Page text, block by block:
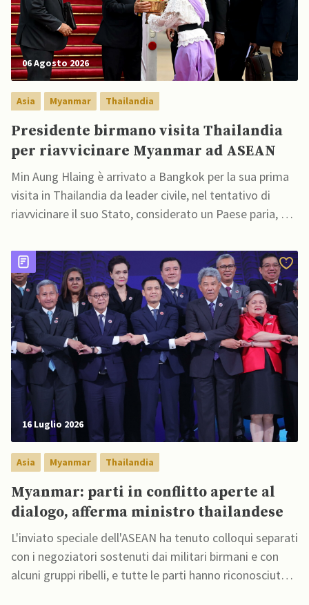
06 Agosto 2026
Asia Myanmar Thailandia
Presidente birmano visita Thailandia
per riavvicinare Myanmar ad ASEAN
Min Aung Hlaing è arrivato a Bangkok per la sua prima
visita in Thailandia da leader civile, nel tentativo di
riavvicinare il suo Stato, considerato un Paese paria, ai
16 Luglio 2026
Asia Myanmar Thailandia
Myanmar: parti in conflitto aperte al
dialogo, afferma ministro thailandese
L'inviato speciale dell'ASEAN ha tenuto colloqui separati
con i negoziatori sostenuti dai militari birmani e con
alcuni gruppi ribelli, e tutte le parti hanno riconosciuto